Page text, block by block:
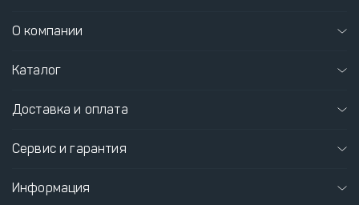
О компании
Каталог
Доставка и оплата
Сервис и гарантия
Информация